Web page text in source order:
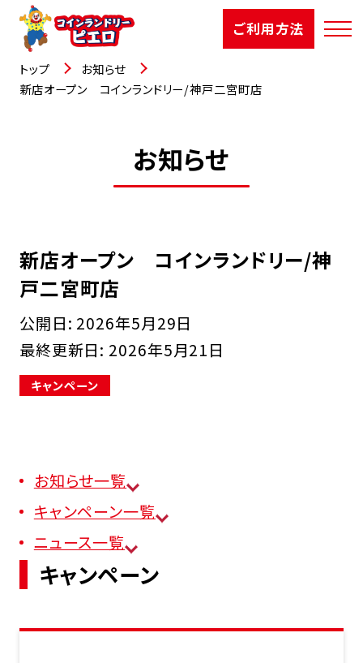
ご利用方法
店舗検索
選ばれる理由
お知らせ
お役立コラム
よくあるご質問
トップ
お知らせ
新店オープン コインランドリー/神戸二宮町店
お知らせ
新店オープン コインランドリー/神
戸二宮町店
公開日: 2026年5月29日
最終更新日: 2026年5月21日
キャンペーン
お知らせ一覧
キャンペーン一覧
ニュース一覧
キャンペーン